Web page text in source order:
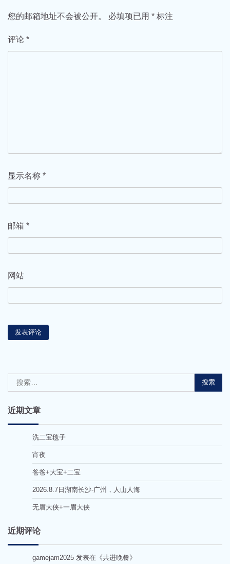
您的邮箱地址不会被公开。 必填项已用 * 标注
评论 *
显示名称 *
邮箱 *
网站
索：
近期文章
洗二宝毯子
宵夜
爸爸+大宝+二宝
2026.8.7日湖南长沙-广州，人山人海
无眉大侠+一眉大侠
近期评论
gamejam2025 发表在《共进晚餐》